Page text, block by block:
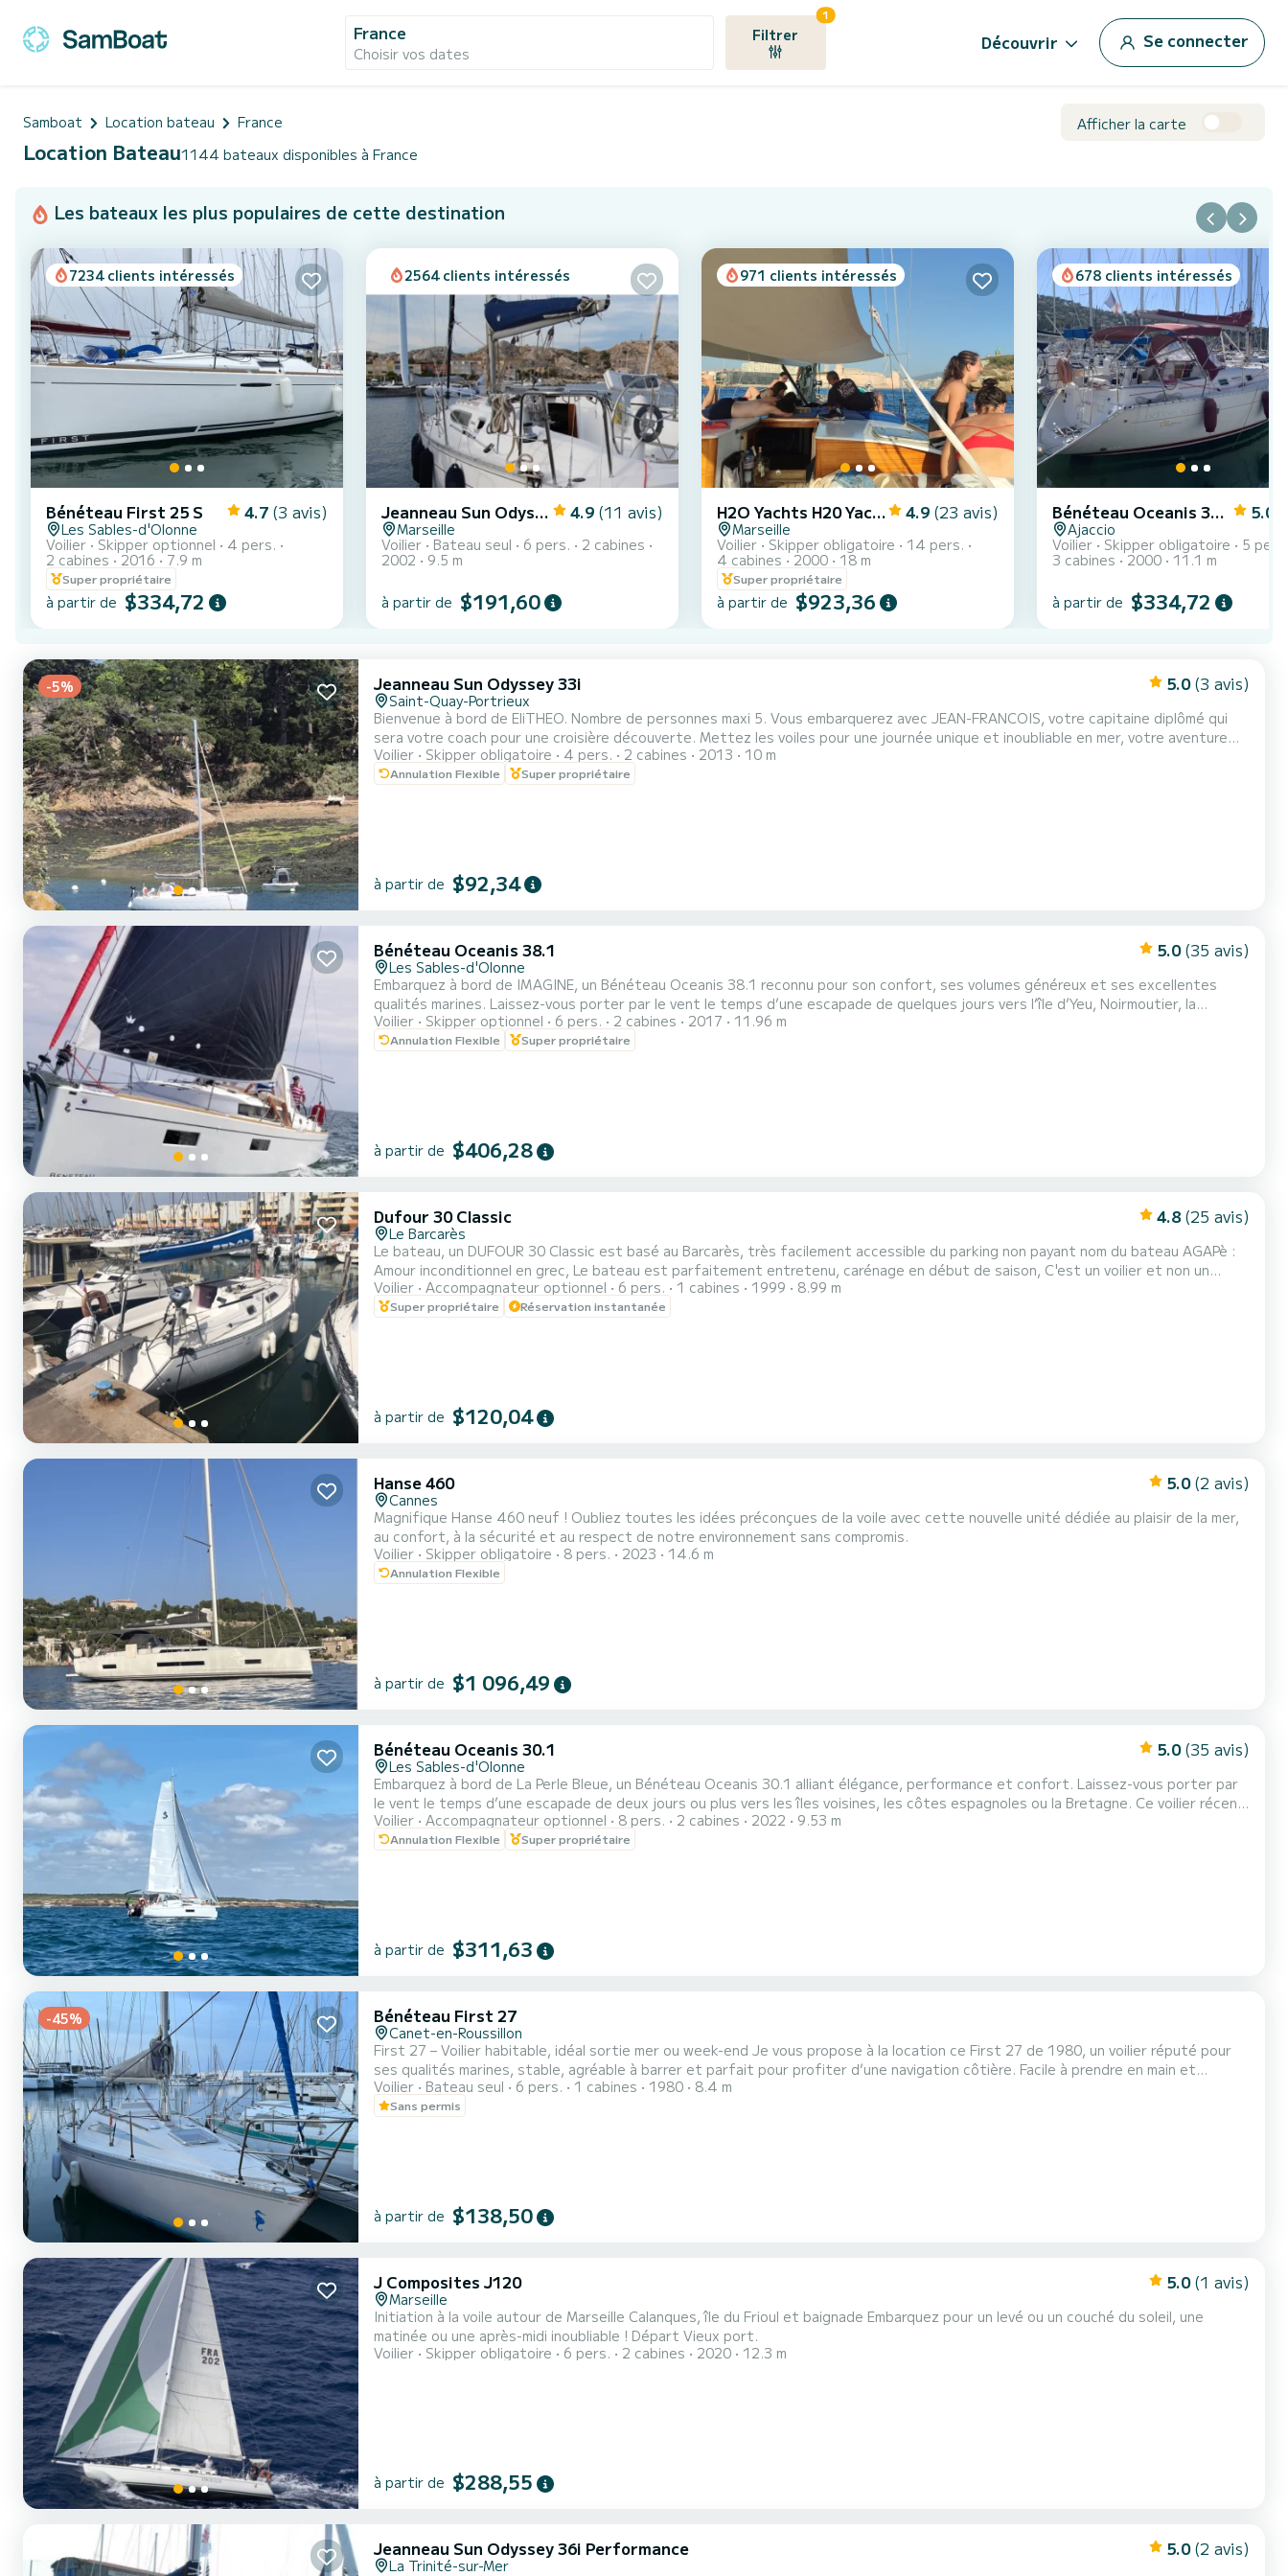
France
Choisir vos dates
Filtrer
1
Découvrir Se connecter
Samboat Location bateau France Afficher la carte
Location Bateau1144 bateaux disponibles à France
Les bateaux les plus populaires de cette destination
7234 clients intéressés
Bénéteau First 25 S 4.7 (3 avis)
Les Sables-d'Olonne
Voilier
Skipper optionnel
4 pers.
2 cabines
2016 7.9 m
Super propriétaire
à partir de $334,72
2564 clients intéressés
Jeanneau Sun Odyssey 32.2 4.9 (11 avis)
Marseille
Voilier
Bateau seul 6 pers.
2 cabines
2002
9.5 m
à partir de $191,60
971 clients intéressés
H2O Yachts H20 Yachts 4.9 (23 avis)
Marseille
Voilier
Skipper obligatoire
14 pers.
4 cabines
2000 18 m
Super propriétaire
à partir de $923,36
678 clients intéressés
Bénéteau Oceanis 361 Clipper 5.0
Ajaccio
Voilier
Skipper obligatoire
5 pers.
3 cabines
2000 11.1 m
à partir de $334,72
-5% Jeanneau Sun Odyssey 33i 5.0 (3 avis)
Saint-Quay-Portrieux
Bienvenue à bord de EliTHEO. Nombre de personnes maxi 5. Vous embarquerez avec JEAN-FRANCOIS, votre capitaine diplômé qui
sera votre coach pour une croisière découverte. Mettez les voiles pour une journée unique et inoubliable en mer, votre aventure
dans la baie de Saint Brieuc! Venez vous initier la voile et découvrir la baie de Saint Brieuc . Sortie : A partir de 140 euros Circuit
Voilier Skipper obligatoire 4 pers. 2 cabines 2013 10 m
Annulation Flexible Super propriétaire
à partir de $92,34
Bénéteau Oceanis 38.1 5.0 (35 avis)
Les Sables-d'Olonne
Embarquez à bord de IMAGINE, un Bénéteau Oceanis 38.1 reconnu pour son confort, ses volumes généreux et ses excellentes
qualités marines. Laissez-vous porter par le vent le temps d’une escapade de quelques jours vers l’île d’Yeu, Noirmoutier, la
Bretagne ou les côtes espagnoles. Conçu pour la croisière, l’Oceanis 38.1 offre une navigation agréable, sûre et accessible, tout
en garantissant un confort remarquable à bord. Véritable atout du bateau, son espace de vie séduit immédiatement. Que ce soi...
Voilier Skipper optionnel 6 pers. 2 cabines 2017 11.96 m
Annulation Flexible Super propriétaire
à partir de $406,28
Dufour 30 Classic 4.8 (25 avis)
Le Barcarès
Le bateau, un DUFOUR 30 Classic est basé au Barcarès, très facilement accessible du parking non payant nom du bateau AGAPè :
Amour inconditionnel en grec, Le bateau est parfaitement entretenu, carénage en début de saison, C'est un voilier et non un
bateau à moteur, l'utilisation de celui ci doit être réservé aux entrées et sorties de Port et en cas de difficulté. Une somme de 60
euros sera réclamée à votre arrivée sur le bateau pour nettoyage final et conciergerie. Tarifs de location inchan...
Voilier Accompagnateur optionnel 6 pers. 1 cabines 1999 8.99 m
Super propriétaire Réservation instantanée
à partir de $120,04
Hanse 460 5.0 (2 avis)
Cannes
Magnifique Hanse 460 neuf ! Oubliez toutes les idées préconçues de la voile avec cette nouvelle unité dédiée au plaisir de la mer,
au confort, à la sécurité et au respect de notre environnement sans compromis.
Voilier
Skipper obligatoire 8 pers. 2023 14.6 m
Annulation Flexible
à partir de $1 096,49
Bénéteau Oceanis 30.1 5.0 (35 avis)
Les Sables-d'Olonne
Embarquez à bord de La Perle Bleue, un Bénéteau Oceanis 30.1 alliant élégance, performance et confort. Laissez-vous porter par
le vent le temps d’une escapade de deux jours ou plus vers les îles voisines, les côtes espagnoles ou la Bretagne. Ce voilier récent,
équipé d’une grande voile à corne et d’une quille longue, offre des sensations de navigation incomparables pour les amateurs de
Voilier Accompagnateur optionnel 8 pers. 2 cabines 2022 9.53 m
Annulation Flexible Super propriétaire
à partir de $311,63
-45% Bénéteau First 27
Canet-en-Roussillon
First 27 – Voilier habitable, idéal sortie mer ou week-end Je vous propose à la location ce First 27 de 1980, un voilier réputé pour
ses qualités marines, stable, agréable à barrer et parfait pour profiter d’une navigation côtière. Facile à prendre en main et
confortable pour sa taille, il est idéal pour une sortie à la journée, un week-end en mer ou une petite croisière entre amis ou en
Voilier Bateau seul 6 pers. 1 cabines 1980 8.4 m
Sans permis
à partir de $138,50
J Composites J120 5.0 (1 avis)
Marseille
Initiation à la voile autour de Marseille Calanques, île du Frioul et baignade Embarquez pour un levé ou un couché du soleil, une
matinée ou une après-midi inoubliable ! Départ Vieux port.
Voilier
Skipper obligatoire 6 pers. 2 cabines 2020 12.3 m
à partir de $288,55
Jeanneau Sun Odyssey 36i Performance 5.0 (2 avis)
La Trinité-sur-Mer